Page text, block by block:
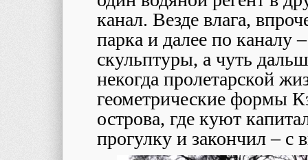
канал. Везде влага,
парка и далее по каналу
скульптуры, а чуть
некогда пролетарской
геометрические формы
острова, где куют
прогулку и закончил – с